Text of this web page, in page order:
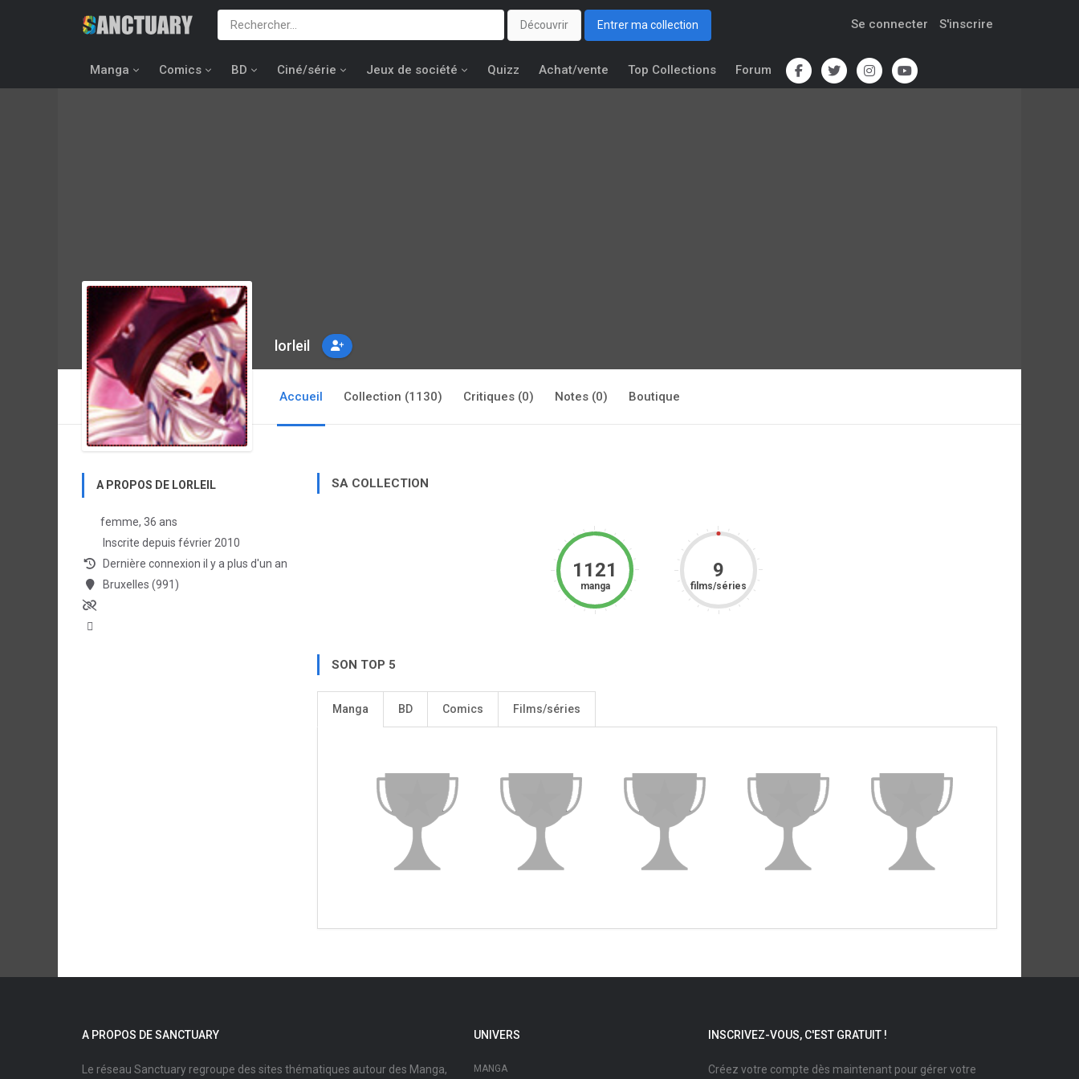
Découvrir Entrer ma collection Se connecter S'inscrire
Manga Comics BD Ciné/série Jeux de société Quizz Achat/vente Top Collections Forum
lorleil
Accueil Collection (1130) Critiques (0) Notes (0) Boutique
A PROPOS DE LORLEIL
femme, 36 ans
Inscrite depuis février 2010
Dernière connexion il y a plus d'un an
Bruxelles (991)
SA COLLECTION
1121
manga
9
films/séries
SON TOP 5
Manga BD Comics Films/séries
A PROPOS DE SANCTUARY
Le réseau Sanctuary regroupe des sites thématiques autour des Manga,
UNIVERS
MANGA
INSCRIVEZ-VOUS, C'EST GRATUIT !
Créez votre compte dès maintenant pour gérer votre